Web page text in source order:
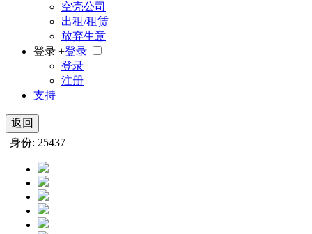
空壳公司
出租/租赁
放弃生意
登录 +登录
登录
注册
支持
返回
身份: 25437